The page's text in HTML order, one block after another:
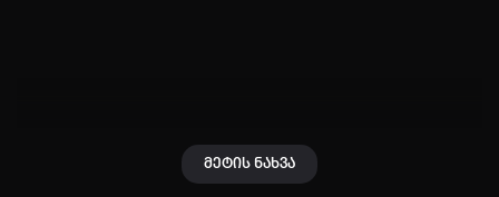
დაგავიწყდა პაროლი?
მეტის ნახვა